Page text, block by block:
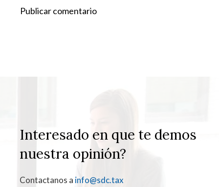
Interesado en que te demos
nuestra opinión?
Contactanos a info@sdc.tax